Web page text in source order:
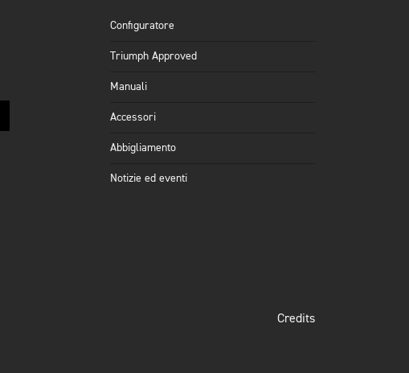
Configuratore
Triumph Approved
Manuali
Accessori
Abbigliamento
Notizie ed eventi
Credits